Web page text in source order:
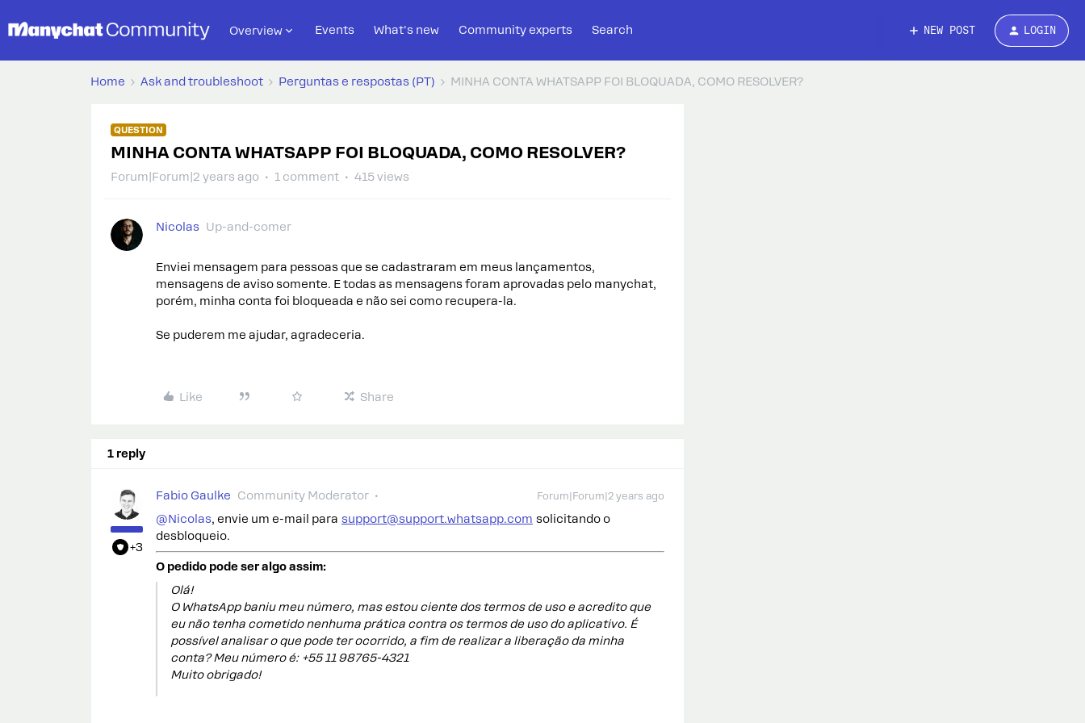
Overview Events What's new Community experts Search NEW POST LOGIN
Home Ask and troubleshoot Perguntas e respostas (PT) MINHA CONTA WHATSAPP FOI BLOQUADA, COMO RESOLVER?
QUESTION
MINHA CONTA WHATSAPP FOI BLOQUADA, COMO RESOLVER?
Forum|Forum|2 years ago 1 comment 415 views
Nicolas Up-and-comer
Enviei mensagem para pessoas que se cadastraram em meus lançamentos,
mensagens de aviso somente. E todas as mensagens foram aprovadas pelo manychat,
porém, minha conta foi bloqueada e não sei como recupera-la.
Se puderem me ajudar, agradeceria.
Like Share
1 reply
+3
Fabio Gaulke Community Moderator Forum|Forum|2 years ago
@Nicolas, envie um e-mail para support@support.whatsapp.com solicitando o
desbloqueio.
O pedido pode ser algo assim:
Olá!
O WhatsApp baniu meu número, mas estou ciente dos termos de uso e acredito que
eu não tenha cometido nenhuma prática contra os termos de uso do aplicativo. É
possível analisar o que pode ter ocorrido, a fim de realizar a liberação da minha
conta? Meu número é: +55 11 98765-4321
Muito obrigado!